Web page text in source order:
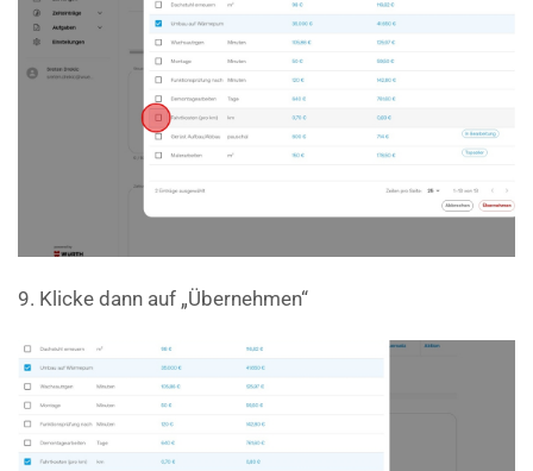
9. Klicke dann auf „Übernehmen“